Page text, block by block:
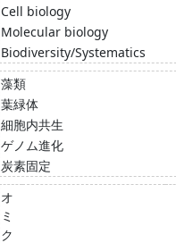
Cell biology
Molecular biology
Biodiversity/Systematics
藻類
葉緑体
細胞内共生
ゲノム進化
炭素固定
オ
ミ
ク